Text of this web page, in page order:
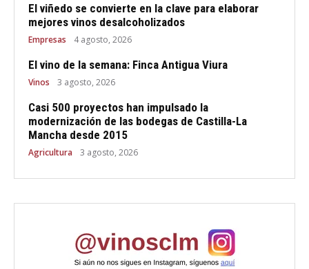
El viñedo se convierte en la clave para elaborar
mejores vinos desalcoholizados
Empresas 4 agosto, 2026
El vino de la semana: Finca Antigua Viura
Vinos 3 agosto, 2026
Casi 500 proyectos han impulsado la
modernización de las bodegas de Castilla-La
Mancha desde 2015
Agricultura 3 agosto, 2026